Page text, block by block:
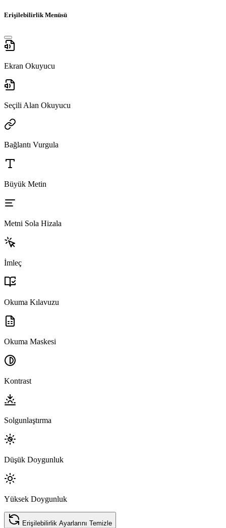
Erişilebilirlik Menüsü
Ekran Okuyucu
Seçili Alan Okuyucu
Bağlantı Vurgula
Büyük Metin
Metni Sola Hizala
İmleç
Okuma Kılavuzu
Okuma Maskesi
Kontrast
Solgunlaştırma
Düşük Doygunluk
Yüksek Doygunluk
Erişilebilirlik Ayarlarını Temizle